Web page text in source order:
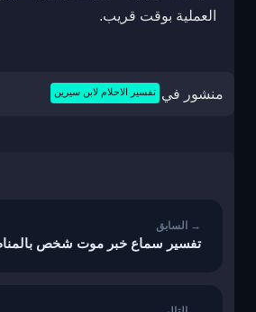
العملية بوقت قريب.
منشور في تفسير الاحلام لابن سيرين
تفسير سماع خبر موت شخص